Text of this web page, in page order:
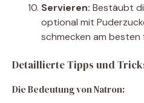
Servieren: Bestäubt
optional mit
schmecken am besten
Detaillierte Tipps und
Die Bedeutung von Natron: